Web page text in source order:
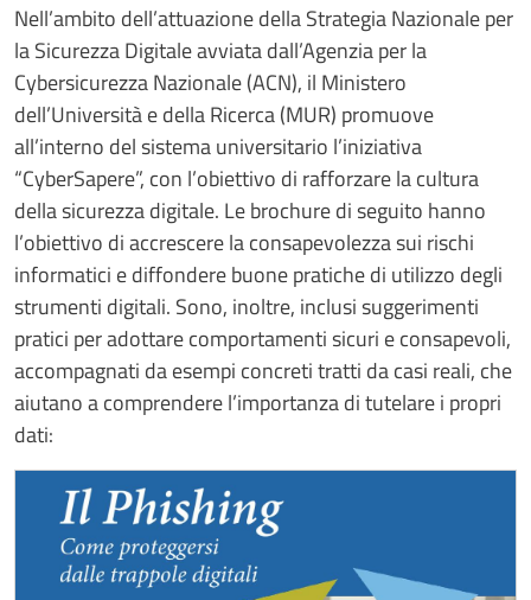
Contenuto
Nell’ambito dell’attuazione della Strategia Nazionale per
la Sicurezza Digitale avviata dall’Agenzia per la
Cybersicurezza Nazionale (ACN), il Ministero
dell’Università e della Ricerca (MUR) promuove
all’interno del sistema universitario l’iniziativa
“CyberSapere”, con l’obiettivo di rafforzare la cultura
della sicurezza digitale. Le brochure di seguito hanno
l’obiettivo di accrescere la consapevolezza sui rischi
informatici e diffondere buone pratiche di utilizzo degli
strumenti digitali. Sono, inoltre, inclusi suggerimenti
pratici per adottare comportamenti sicuri e consapevoli,
accompagnati da esempi concreti tratti da casi reali, che
aiutano a comprendere l’importanza di tutelare i propri
dati:
Image